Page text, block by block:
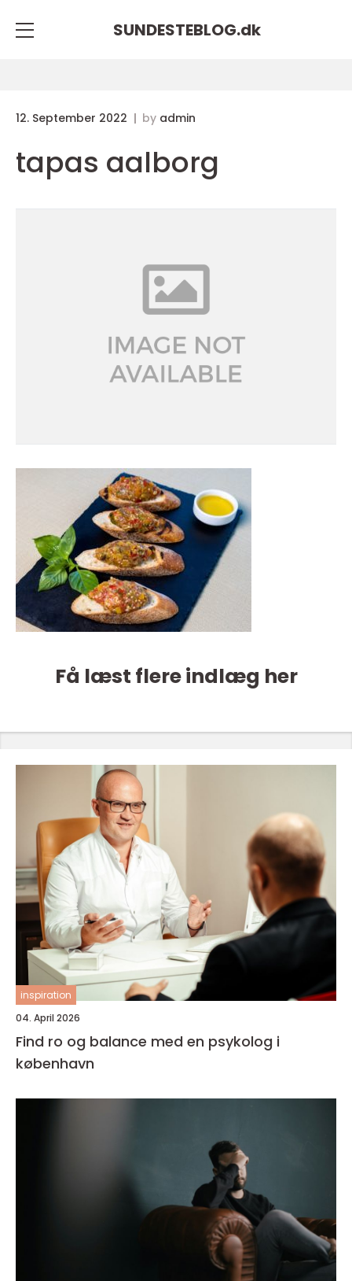
SUNDESTEBLOG.dk
12. September 2022 by admin
tapas aalborg
Få læst flere indlæg her
inspiration
04. April 2026
Find ro og balance med en psykolog i
københavn